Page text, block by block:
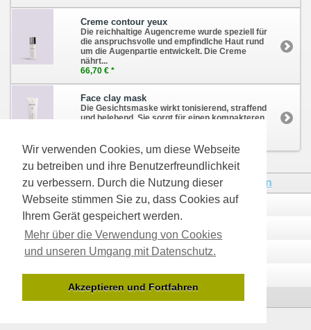
Wir verwenden Cookies, um diese Webseite
zu betreiben und ihre Benutzerfreundlichkeit
zu verbessern. Durch die Nutzung dieser
Webseite stimmen Sie zu, dass Cookies auf
Ihrem Gerät gespeichert werden.
Mehr über die Verwendung von Cookies
und unseren Umgang mit Datenschutz.
Akzeptieren und Fortfahren
Creme contour yeux
Die reichhaltige Augencreme wurde speziell für
die anspruchsvolle und empfindlche Haut rund
um die Augenpartie entwickelt. Die Creme
nährt...
66,70 € *
Face clay mask
Die Gesichtsmaske wirkt tonisierend, straffend
und belebend. Sie sorgt für einen kompakteren
* Alle Preise inkl. MwSt., zzgl. Versandkosten
Kontakt Über uns
Zahlungsarten Versandinfos
Datenschutzerklärung
Impressum Widerrufsrecht